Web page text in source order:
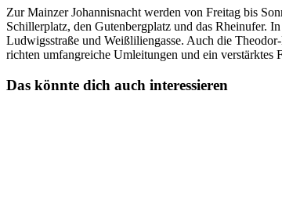
Zur Mainzer Johannisnacht werden von Freitag bis
Schillerplatz, den Gutenbergplatz und das Rheinufer.
Ludwigsstraße und Weißliliengasse. Auch die
richten umfangreiche Umleitungen und ein verstärktes
Das könnte dich auch interessieren